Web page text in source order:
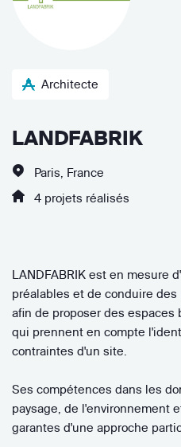
Architecte
LANDFABRIK
Paris, France
4 projets réalisés
LANDFABRIK est en mesure
préalables et de conduire
afin de proposer des espaces
qui prennent en compte
contraintes d'un site.
Ses compétences dans les
paysage, de l'environnement
garantes d'une approche